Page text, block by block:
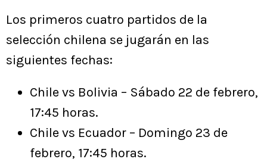
Los primeros cuatro partidos de la
selección chilena se jugarán en las
siguientes fechas:
Chile vs Bolivia – Sábado 22 de febrero,
17:45 horas.
Chile vs Ecuador – Domingo 23 de
febrero, 17:45 horas.